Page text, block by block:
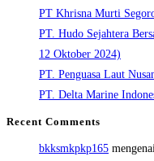
PT Khrisna Murti
PT. Hudo Sejahtera
12 Oktober 2024)
PT. Penguasa Laut
PT. Delta Marine
Recent Comments
bkksmkpkp165 mengenai